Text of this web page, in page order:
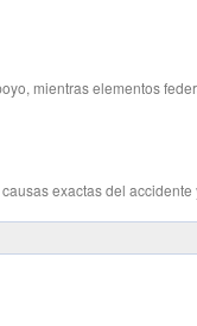
mientras elementos
exactas del